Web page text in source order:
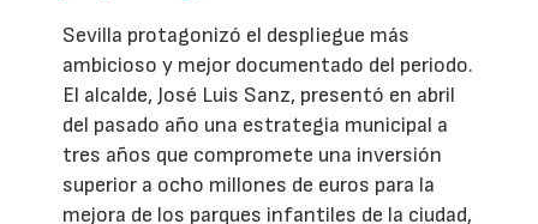
Sevilla protagonizó el despliegue más
ambicioso y mejor documentado del periodo.
El alcalde, José Luis Sanz, presentó en abril
del pasado año una estrategia municipal a
tres años que compromete una inversión
superior a ocho millones de euros para la
mejora de los parques infantiles de la ciudad,